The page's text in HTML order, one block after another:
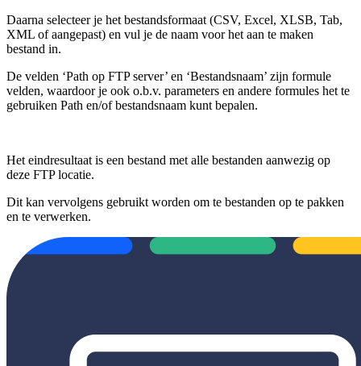
Daarna selecteer je het bestandsformaat (CSV, Excel, XLSB, Tab,
XML of aangepast) en vul je de naam voor het aan te maken
bestand in.
De velden ‘Path op FTP server’ en ‘Bestandsnaam’ zijn formule
velden, waardoor je ook o.b.v. parameters en andere formules het te
gebruiken Path en/of bestandsnaam kunt bepalen.
Het eindresultaat is een bestand met alle bestanden aanwezig op
deze FTP locatie.
Dit kan vervolgens gebruikt worden om te bestanden op te pakken
en te verwerken.